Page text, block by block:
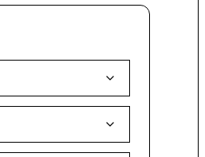
Nakskov
Nykøbing Sjælland
Præstø